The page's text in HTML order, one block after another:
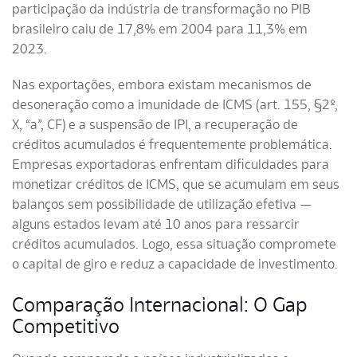
participação da indústria de transformação no PIB
brasileiro caiu de 17,8% em 2004 para 11,3% em
2023.
Nas exportações, embora existam mecanismos de
desoneração como a imunidade de ICMS (art. 155, §2º,
X, “a”, CF) e a suspensão de IPI, a recuperação de
créditos acumulados é frequentemente problemática.
Empresas exportadoras enfrentam dificuldades para
monetizar créditos de ICMS, que se acumulam em seus
balanços sem possibilidade de utilização efetiva —
alguns estados levam até 10 anos para ressarcir
créditos acumulados. Logo, essa situação compromete
o capital de giro e reduz a capacidade de investimento.
Comparação Internacional: O Gap
Competitivo